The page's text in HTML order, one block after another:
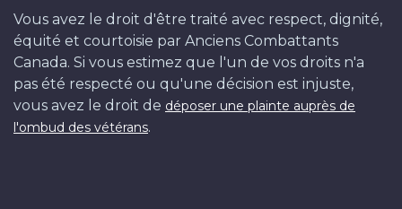
Vous avez le droit d'être traité avec respect, dignité,
équité et courtoisie par Anciens Combattants
Canada. Si vous estimez que l'un de vos droits n'a
pas été respecté ou qu'une décision est injuste,
vous avez le droit de déposer une plainte auprès de
l'ombud des vétérans.